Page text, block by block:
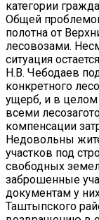
категории
Общей
полотна от
лесовозами.
ситуация
Н.В. Чебодаев
конкретного
ущерб, и в целом
всеми
компенсации
Недовольны
участков под
свободных
заброшенные
документам у
Таштыпского